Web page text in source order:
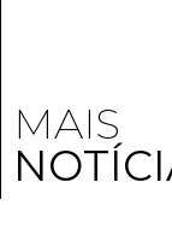
MAIS